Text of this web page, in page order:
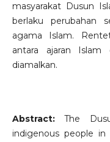
masyarakat Dusun
berlaku perubahan
agama Islam.
antara ajaran
diamalkan.
Abstract:The
indigenous people